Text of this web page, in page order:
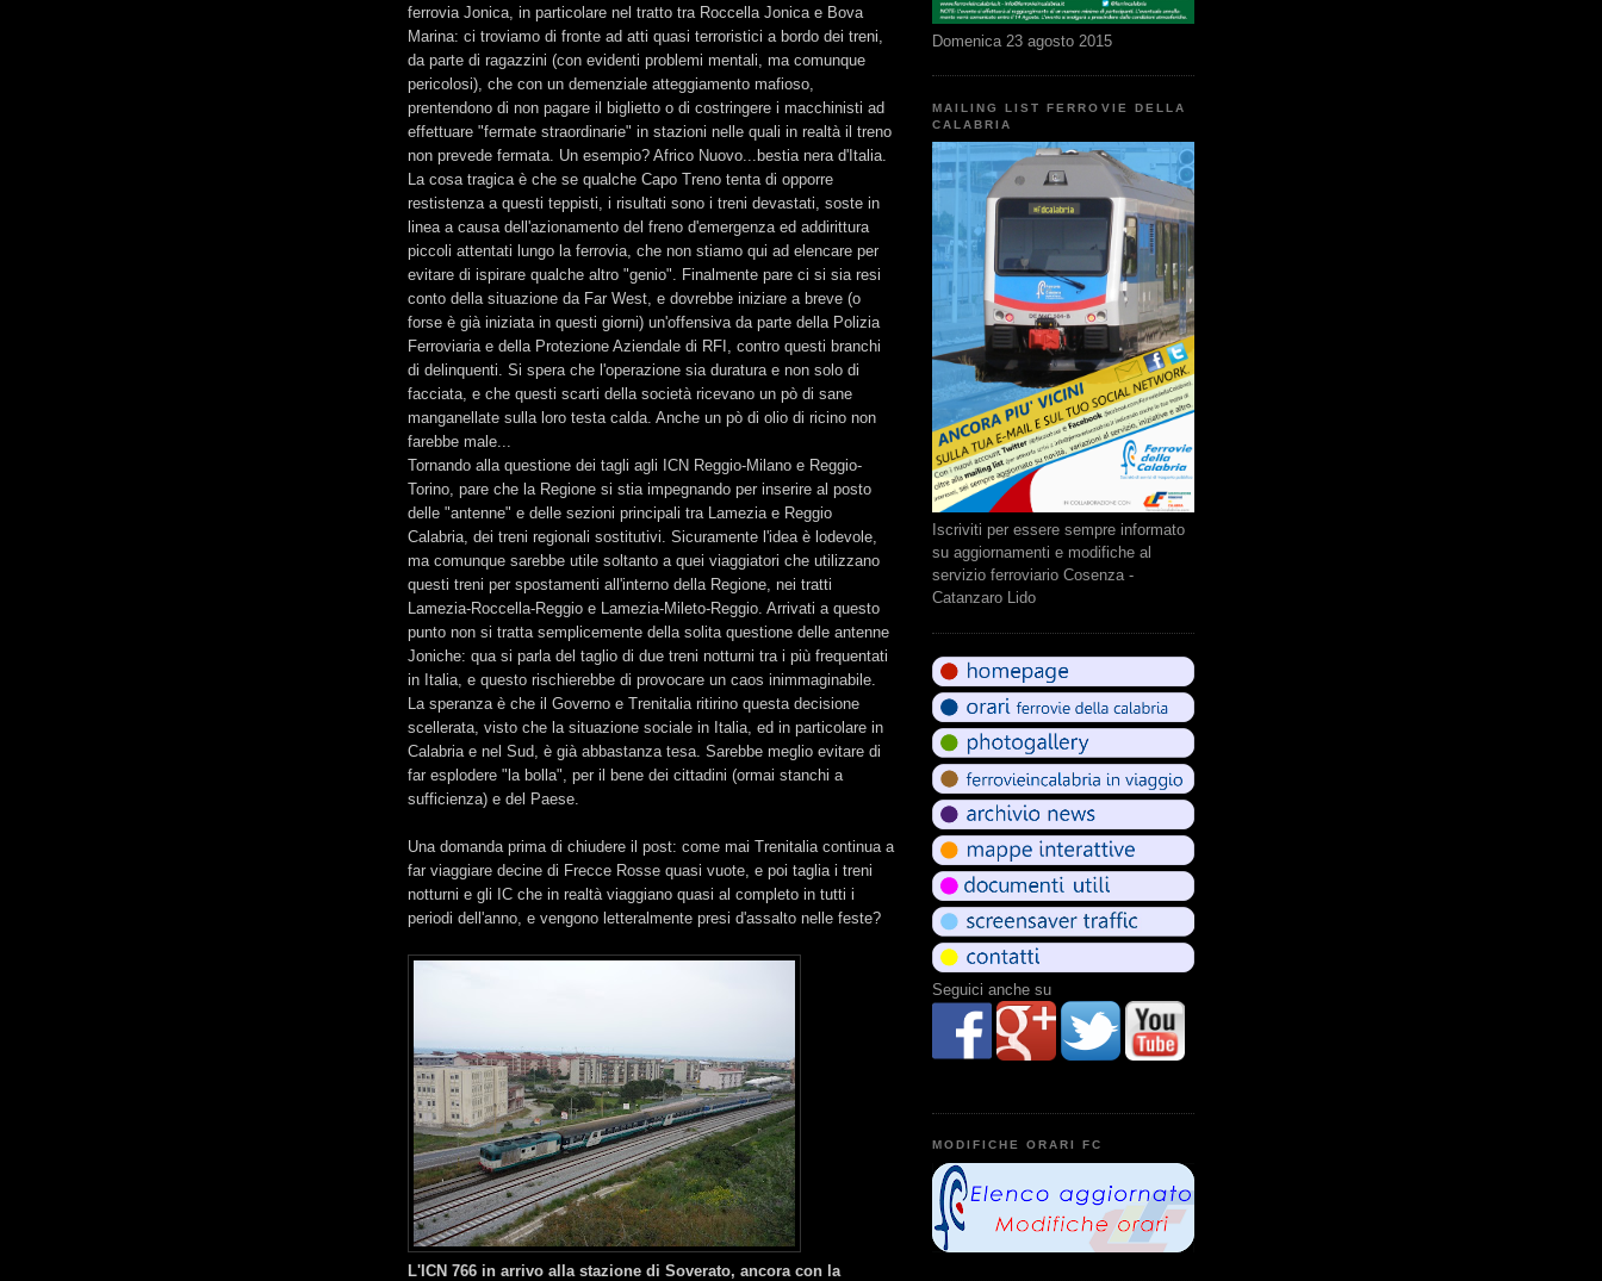
ferrovia Jonica, in particolare nel tratto tra Roccella Jonica e Bova
Marina: ci troviamo di fronte ad atti quasi terroristici a bordo dei treni,
da parte di ragazzini (con evidenti problemi mentali, ma comunque
pericolosi), che con un demenziale atteggiamento mafioso,
prentendono di non pagare il biglietto o di costringere i macchinisti ad
effettuare "fermate straordinarie" in stazioni nelle quali in realtà il treno
non prevede fermata. Un esempio? Africo Nuovo...bestia nera d'Italia.
La cosa tragica è che se qualche Capo Treno tenta di opporre
restistenza a questi teppisti, i risultati sono i treni devastati, soste in
linea a causa dell'azionamento del freno d'emergenza ed addirittura
piccoli attentati lungo la ferrovia, che non stiamo qui ad elencare per
evitare di ispirare qualche altro "genio". Finalmente pare ci si sia resi
conto della situazione da Far West, e dovrebbe iniziare a breve (o
forse è già iniziata in questi giorni) un'offensiva da parte della Polizia
Ferroviaria e della Protezione Aziendale di RFI, contro questi branchi
di delinquenti. Si spera che l'operazione sia duratura e non solo di
facciata, e che questi scarti della società ricevano un pò di sane
manganellate sulla loro testa calda. Anche un pò di olio di ricino non
farebbe male...
Tornando alla questione dei tagli agli ICN Reggio-Milano e Reggio-
Torino, pare che la Regione si stia impegnando per inserire al posto
delle "antenne" e delle sezioni principali tra Lamezia e Reggio
Calabria, dei treni regionali sostitutivi. Sicuramente l'idea è lodevole,
ma comunque sarebbe utile soltanto a quei viaggiatori che utilizzano
questi treni per spostamenti all'interno della Regione, nei tratti
Lamezia-Roccella-Reggio e Lamezia-Mileto-Reggio. Arrivati a questo
punto non si tratta semplicemente della solita questione delle antenne
Joniche: qua si parla del taglio di due treni notturni tra i più frequentati
in Italia, e questo rischierebbe di provocare un caos inimmaginabile.
La speranza è che il Governo e Trenitalia ritirino questa decisione
scellerata, visto che la situazione sociale in Italia, ed in particolare in
Calabria e nel Sud, è già abbastanza tesa. Sarebbe meglio evitare di
far esplodere "la bolla", per il bene dei cittadini (ormai stanchi a
sufficienza) e del Paese.
Una domanda prima di chiudere il post: come mai Trenitalia continua a
far viaggiare decine di Frecce Rosse quasi vuote, e poi taglia i treni
notturni e gli IC che in realtà viaggiano quasi al completo in tutti i
periodi dell'anno, e vengono letteralmente presi d'assalto nelle feste?
L'ICN 766 in arrivo alla stazione di Soverato, ancora con la
Domenica 23 agosto 2015
MAILING LIST FERROVIE DELLA
CALABRIA
Iscriviti per essere sempre informato
su aggiornamenti e modifiche al
servizio ferroviario Cosenza -
Catanzaro Lido
Seguici anche su
MODIFICHE ORARI FC